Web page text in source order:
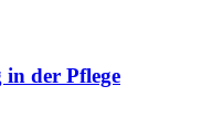
in der Pflege